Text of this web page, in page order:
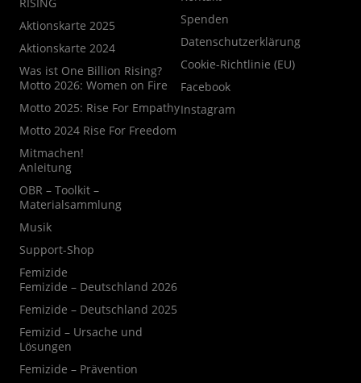
RISING
Aktionskarte 2025
Aktionskarte 2024
Was ist One Billion Rising?
Motto 2026: Women on Fire
Motto 2025: Rise For Empathy
Motto 2024 Rise For Freedom
Mitmachen!
Anleitung
OBR – Toolkit –
Materialsammlung
Musik
Support-Shop
Femizide
Femizide – Deutschland 2026
Femizide – Deutschland 2025
Femizid – Ursache und
Lösungen
Femizide – Prävention
Spenden
Datenschutzerklärung
Cookie-Richtlinie (EU)
Facebook
Instagram